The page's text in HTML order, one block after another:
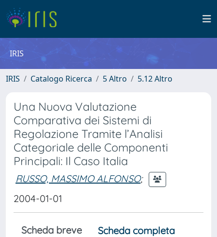
IRIS
IRIS Catalogo Ricerca 5 Altro 5.12 Altro
Una Nuova Valutazione
Comparativa dei Sistemi di
Regolazione Tramite l’Analisi
Categoriale delle Componenti
Principali: Il Caso Italia
RUSSO, MASSIMO ALFONSO;
2004-01-01
Scheda breve
Scheda completa